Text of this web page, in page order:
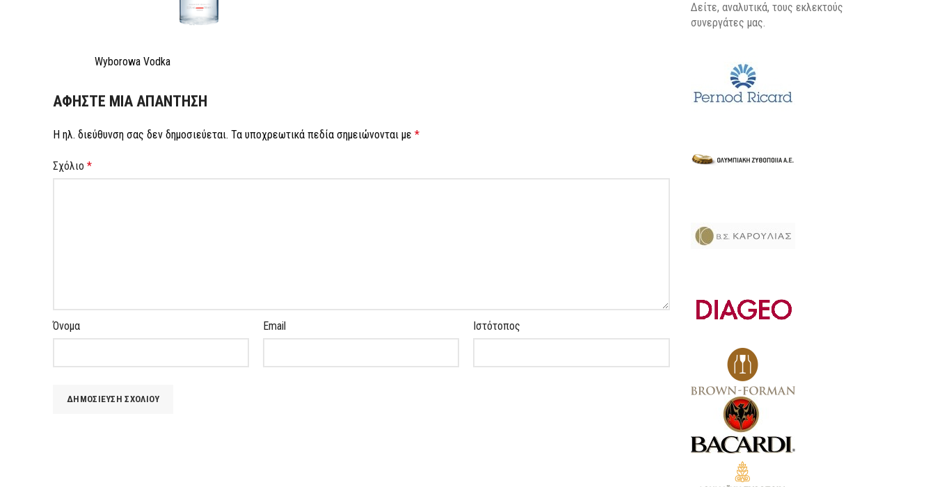
Wyborowa Vodka
ΑΦΉΣΤΕ ΜΙΑ ΑΠΆΝΤΗΣΗ
Η ηλ. διεύθυνση σας δεν δημοσιεύεται. Τα υποχρεωτικά πεδία σημειώνονται με *
Σχόλιο *
Όνομα Email Ιστότοπος
Δείτε, αναλυτικά, τους εκλεκτούς
συνεργάτες μας.